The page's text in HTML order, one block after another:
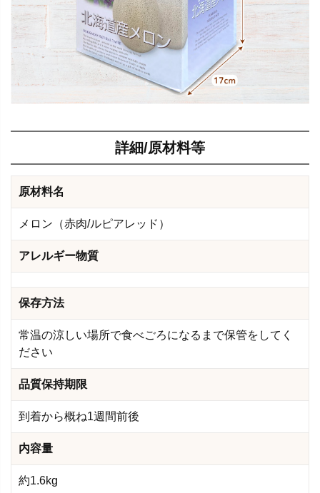
詳細/原材料等
原材料名
メロン（赤肉/ルピアレッド）
アレルギー物質
保存方法
常温の涼しい場所で食べごろになるまで保管をしてく
ださい
品質保持期限
到着から概ね1週間前後
内容量
約1.6kg